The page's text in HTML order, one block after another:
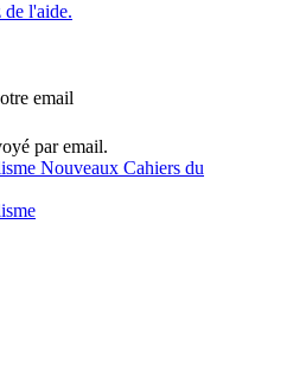
de l'aide.
email
par email.
Nouveaux Cahiers du